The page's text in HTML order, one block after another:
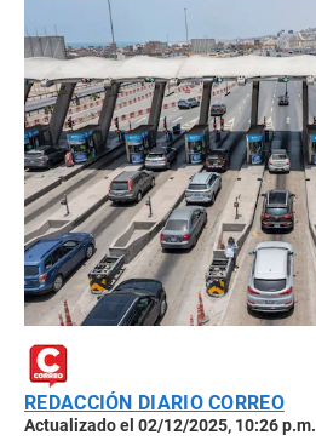
REDACCIÓN DIARIO CORREO
Actualizado el 02/12/2025, 10:26 p.m.